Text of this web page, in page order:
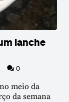
lanche
0
meio da
da semana